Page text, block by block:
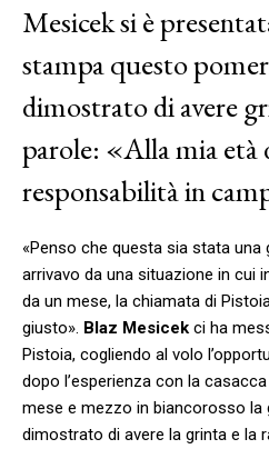
Mesicek si è
stampa questo
dimostrato di avere
parole: «Alla mia età
responsabilità in
«Penso che questa sia stata
arrivavo da una situazione in cui
da un mese, la chiamata di
giusto». Blaz Mesicek ci ha
Pistoia, cogliendo al volo
dopo l’esperienza con la
mese e mezzo in biancorosso la
dimostrato di avere la grinta e la